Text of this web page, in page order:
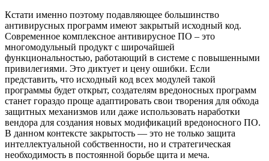
Кстати именно поэтому подавляющее большинство
антивирусных программ имеют закрытый исходный код.
Современное комплексное антивирусное ПО – это
многомодульный продукт с широчайшей
функциональностью, работающий в системе с повышенными
привилегиями. Это диктует и цену ошибки. Если
представить, что исходный код всех модулей такой
программы будет открыт, создателям вредоносных программ
станет гораздо проще адаптировать свои творения для обхода
защитных механизмов или даже использовать наработки
вендора для создания новых модификаций вредоносного ПО.
В данном контексте закрытость — это не только защита
интеллектуальной собственности, но и стратегическая
необходимость в постоянной борьбе щита и меча.